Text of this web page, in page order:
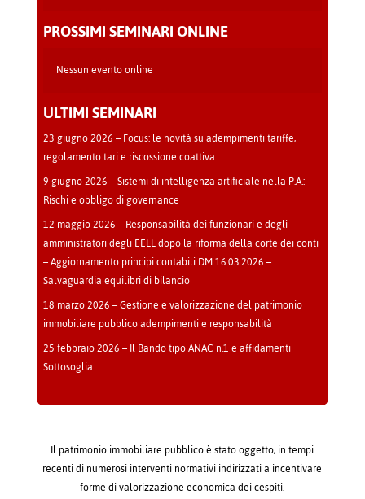
PROSSIMI SEMINARI ONLINE
Nessun evento online
ULTIMI SEMINARI
23 giugno 2026 – Focus: le novità su adempimenti tariffe,
regolamento tari e riscossione coattiva
9 giugno 2026 – Sistemi di intelligenza artificiale nella P.A.:
Rischi e obbligo di governance
12 maggio 2026 – Responsabilità dei funzionari e degli
amministratori degli EELL dopo la riforma della corte dei conti
– Aggiornamento principi contabili DM 16.03.2026 –
Salvaguardia equilibri di bilancio
18 marzo 2026 – Gestione e valorizzazione del patrimonio
immobiliare pubblico adempimenti e responsabilità
25 febbraio 2026 – Il Bando tipo ANAC n.1 e affidamenti
Sottosoglia
Il patrimonio immobiliare pubblico è stato oggetto, in tempi
recenti di numerosi interventi normativi indirizzati a incentivare
forme di valorizzazione economica dei cespiti.